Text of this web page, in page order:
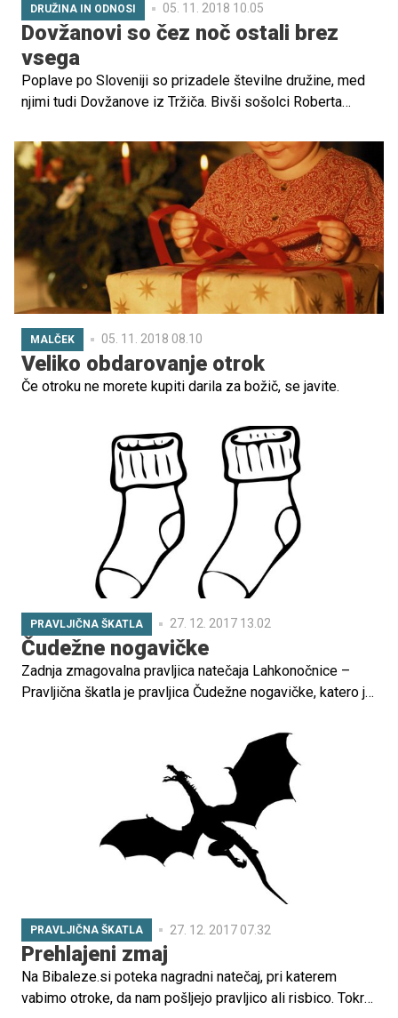
DRUŽINA IN ODNOSI 05. 11. 2018 10.05
Dovžanovi so čez noč ostali brez
vsega
Poplave po Sloveniji so prizadele številne družine, med
njimi tudi Dovžanove iz Tržiča. Bivši sošolci Roberta
organizirajo dobrodelno akcijo.
MALČEK 05. 11. 2018 08.10
Veliko obdarovanje otrok
Če otroku ne morete kupiti darila za božič, se javite.
PRAVLJIČNA ŠKATLA 27. 12. 2017 13.02
Čudežne nogavičke
Zadnja zmagovalna pravljica natečaja Lahkonočnice –
Pravljična škatla je pravljica Čudežne nogavičke, katero je
PRAVLJIČNA ŠKATLA 27. 12. 2017 07.32
Prehlajeni zmaj
Na Bibaleze.si poteka nagradni natečaj, pri katerem
vabimo otroke, da nam pošljejo pravljico ali risbico. Tokrat